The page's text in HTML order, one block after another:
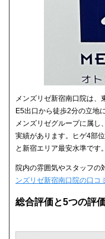
メンズリゼ新宿南口院は、
E5出口から徒歩2分の立地
メンズリゼグループに属
実績があります。ヒゲ4部
と新宿エリア最安水準です。
院内の雰囲気やスタッフの
ンズリゼ新宿南口院の口コ
総合評価と5つの評